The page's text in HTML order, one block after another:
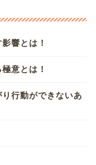
響とは！
意とは！
行動ができないあ